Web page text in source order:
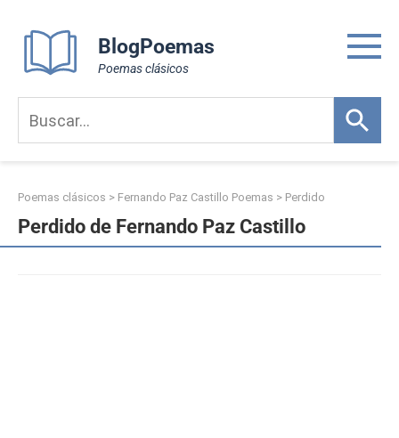
content
BlogPoemas
Poemas clásicos
Poemas clásicos > Fernando Paz Castillo Poemas > Perdido
Perdido de Fernando Paz Castillo